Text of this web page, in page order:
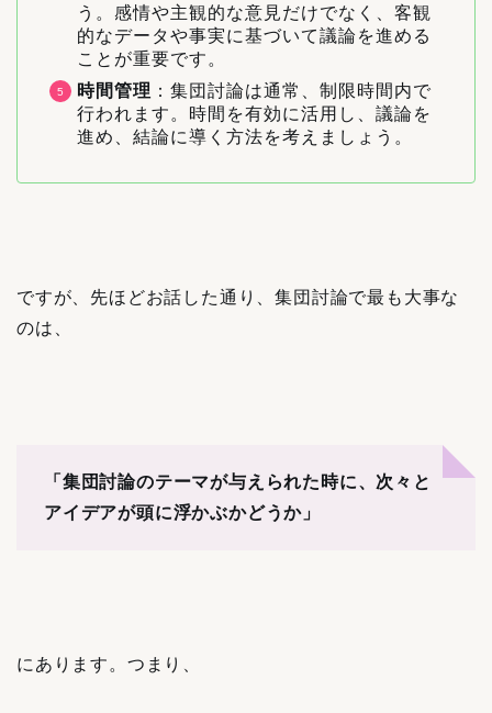
う。感情や主観的な意見だけでなく、客観
的なデータや事実に基づいて議論を進める
ことが重要です。
時間管理 ：集団討論は通常、制限時間内で
行われます。時間を有効に活用し、議論を
進め、結論に導く方法を考えましょう。
ですが、先ほどお話した通り、集団討論で最も大事な
のは、
「集団討論のテーマが与えられた時に、次々と
アイデアが頭に浮かぶかどうか」
にあります。つまり、